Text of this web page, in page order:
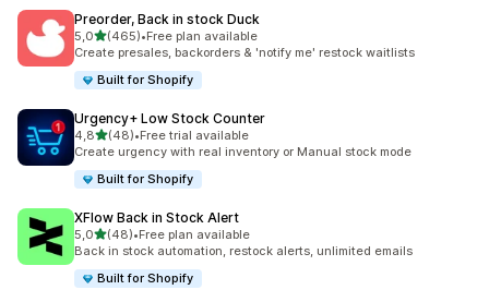
Preorder, Back in stock Duck
5,0av 5 stjerner
(465)
Totalt 465 omtaler
•Free plan available
Create presales, backorders & 'notify me' restock waitlists
Built for Shopify
Urgency+ Low Stock Counter
4,8av 5 stjerner
(48)
Totalt 48 omtaler
•Free trial available
Create urgency with real inventory or Manual stock mode
Built for Shopify
XFlow Back in Stock Alert
5,0av 5 stjerner
(48)
Totalt 48 omtaler
•Free plan available
Back in stock automation, restock alerts, unlimited emails
Built for Shopify